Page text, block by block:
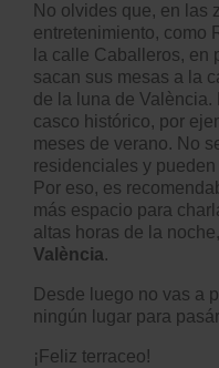
No olvides que, en las
entretenimiento, como
la calle Caballeros, en
sacan sus mesas a la
de la luna de València.
casco histórico, por
meses de verano. No
residenciales y
Por eso, es
más espacio para
altas horas de la
València.
Desde luego no vas a
ningún lugar para
¡Feliz terraceo!